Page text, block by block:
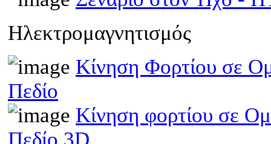
Ηλεκτρομαγνητισμός
Κίνηση Φορτίου σε
Πεδίο
Κίνηση φορτίου σε
Πεδίο 3D